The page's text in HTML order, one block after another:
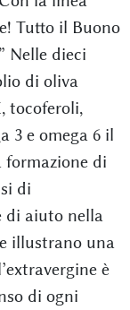
Tutto il Buono
Nelle dieci
di oliva
tocoferoli,
3 e omega 6 il
formazione di
di
di aiuto nella
illustrano una
è
di ogni